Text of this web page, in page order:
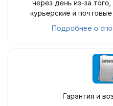
через день из-за
курьерские и
Подробнее о
Гарантия и